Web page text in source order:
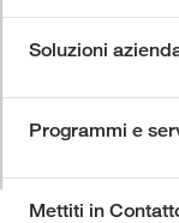
Soluzioni
Programmi e
Mettiti in